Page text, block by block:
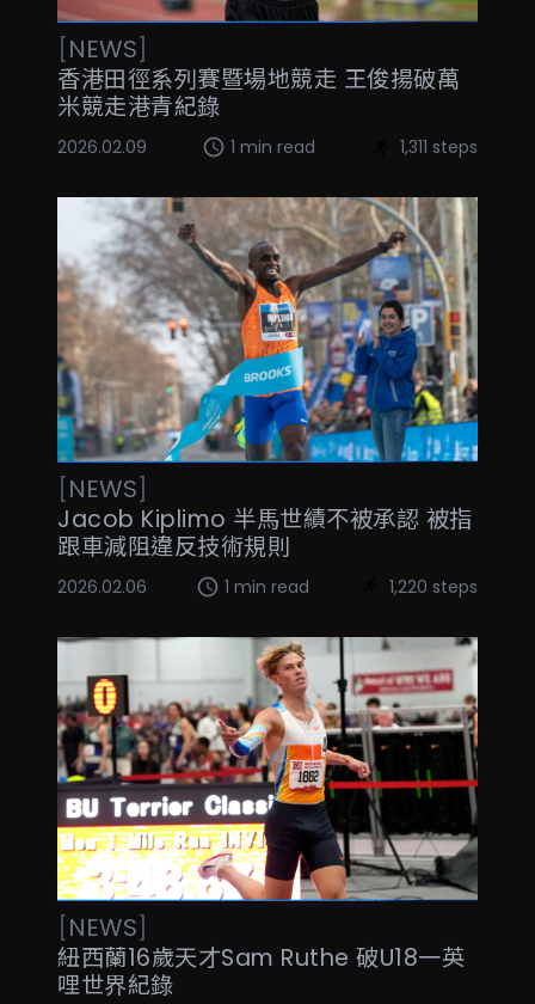
[NEWS]
香港田徑系列賽暨場地競走 王俊揚破萬
米競走港青紀錄
2026.02.09 1 min read 1,311 steps
[NEWS]
Jacob Kiplimo 半馬世績不被承認 被指
跟車減阻違反技術規則
2026.02.06 1 min read 1,220 steps
[NEWS]
紐西蘭16歲天才Sam Ruthe 破U18一英
哩世界紀錄